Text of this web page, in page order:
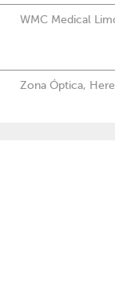
WMC Medical
Zona Óptica,